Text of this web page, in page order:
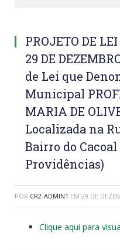
PROJETO DE
29 DE
de Lei que
Municipal
MARIA DE
Localizada na
Bairro do Cacoal
Providências)
POR CR2-ADMIN1 EM 29 DE
Clique aqui para